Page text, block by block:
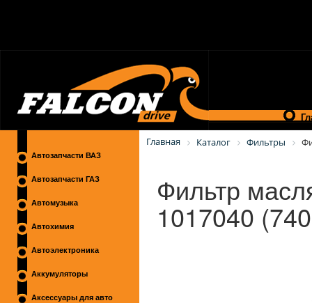
Автозапчасти ВАЗ
Автозапчасти ГАЗ
Автомузыка
Автохимия
Автоэлектроника
Аккумуляторы
Аксессуары для авто
Главная Каталог Фильтры
Фильтр
1017040